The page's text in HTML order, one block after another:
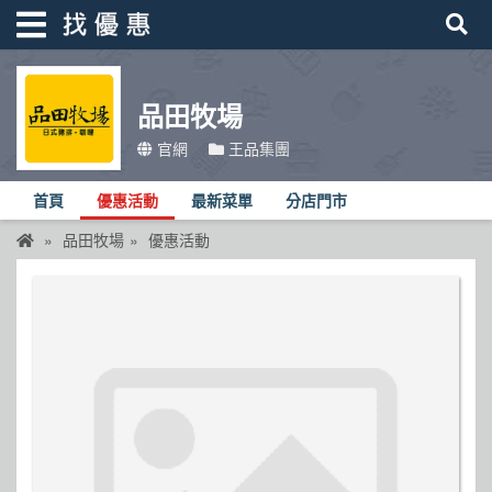
品田牧場
官網 王品集團
首頁 優惠活動 最新菜單 分店門市
品田牧場 優惠活動
找優惠
首頁
優惠活動
折價卷